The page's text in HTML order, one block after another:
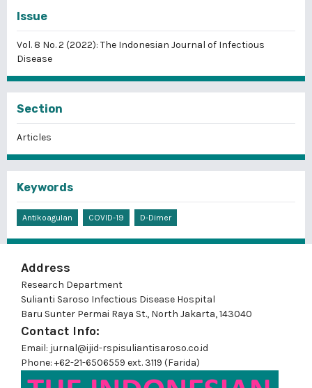
Issue
Vol. 8 No. 2 (2022): The Indonesian Journal of Infectious
Disease
Section
Articles
Keywords
Antikoagulan COVID-19 D-Dimer
Address
Research Department
Sulianti Saroso Infectious Disease Hospital
Baru Sunter Permai Raya St., North Jakarta, 143040
Contact Info:
Email: jurnal@ijid-rspisuliantisaroso.co.id
Phone: +62-21-6506559 ext. 3119 (Farida)